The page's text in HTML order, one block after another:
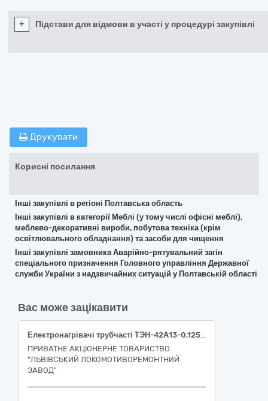
+ Підстави для відмови в участі у процедурі закупівлі
Друкувати
Корисні посилання
Інші закупівлі в регіоні Полтавська область
Інші закупівлі в категорії Меблі (у тому числі офісні меблі),
меблево-декоративні вироби, побутова техніка (крім
освітлювального обладнання) та засоби для чищення
Інші закупівлі замовника Аварійно-рятувальний загін
спеціального призначення Головного управління Державної
служби України з надзвичайних ситуацій у Полтавській області
Вас може зацікавити
Електронагрівачі трубчасті ТЭН-42А13-0,125 S 94
ПРИВАТНЕ АКЦІОНЕРНЕ ТОВАРИСТВО
"ЛЬВІВСЬКИЙ ЛОКОМОТИВОРЕМОНТНИЙ
ЗАВОД"